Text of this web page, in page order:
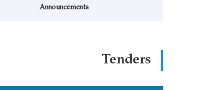
Announcements
Tenders